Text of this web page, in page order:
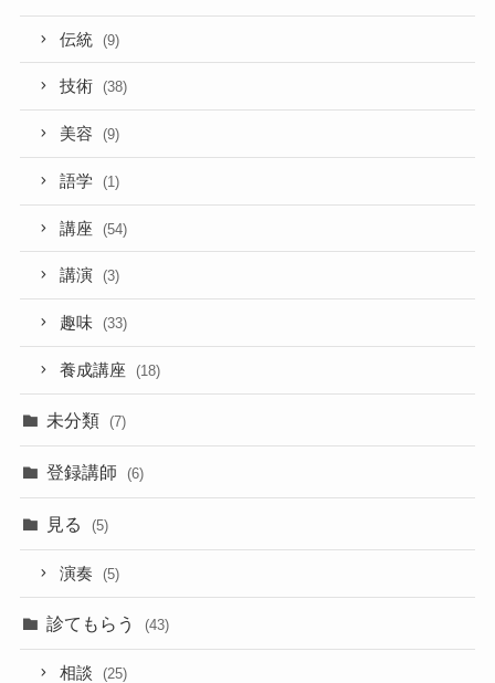
伝統 (9)
技術 (38)
美容 (9)
語学 (1)
講座 (54)
講演 (3)
趣味 (33)
養成講座 (18)
未分類 (7)
登録講師 (6)
見る (5)
演奏 (5)
診てもらう (43)
相談 (25)